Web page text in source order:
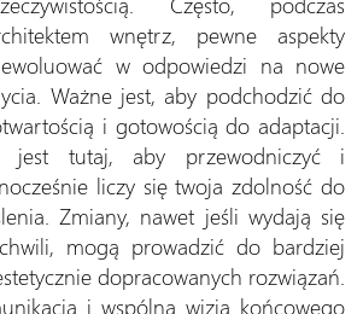
wnętrz, pewne aspekty
w odpowiedzi na nowe
Ważne jest, aby podchodzić do
i gotowością do adaptacji.
jest tutaj, aby przewodniczyć i
liczy się twoja zdolność do
Zmiany, nawet jeśli wydają się
mogą prowadzić do bardziej
dopracowanych rozwiązań.
i wspólna wizja końcowego